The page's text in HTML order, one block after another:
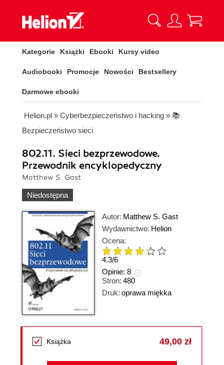
Kategorie Książki Ebooki Kursy video
Audiobooki Promocje Nowości Bestsellery
Darmowe ebooki
Helion.pl » Cyberbezpieczeństwo i hacking » 📚
Bezpieczeństwo sieci
802.11. Sieci bezprzewodowe.
Przewodnik encyklopedyczny
Matthew S. Gast
Niedostępna
Autor: Matthew S. Gast
Wydawnictwo: Helion
Ocena:
4.3/6
Opinie: 8
Stron: 480
Druk: oprawa miękka
Książka 49,00 zł